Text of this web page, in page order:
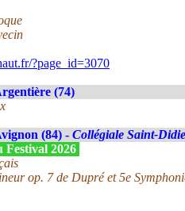
?page_id=3070
(74)
(84) - Collégiale Saint-
Festival 2026
op. 7 de Dupré et 5e